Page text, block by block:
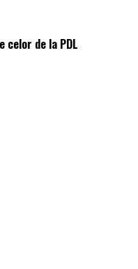
celor de la PDL